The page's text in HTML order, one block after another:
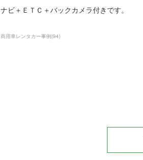
ナビ＋ＥＴＣ＋バックカメラ付きです。
商用車レンタカー事例(94)